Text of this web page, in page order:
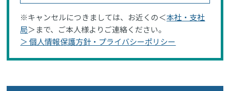
※キャンセルにつきましては、お近くの＜本社・支社
局＞まで、ご本人様よりご連絡ください。
＞ 個人情報保護方針・プライバシーポリシー